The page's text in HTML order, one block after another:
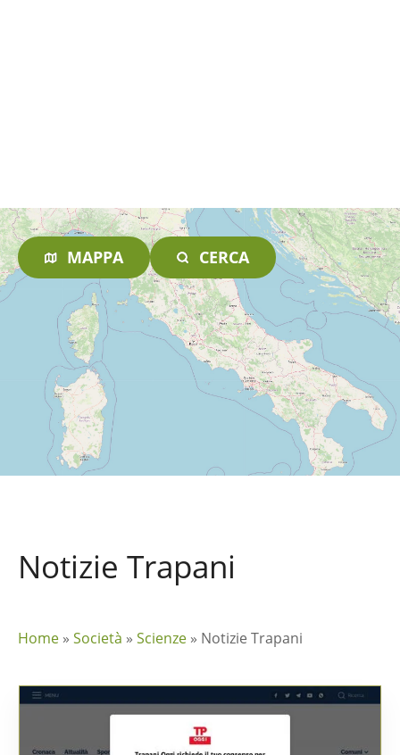
MAPPA CERCA
Notizie Trapani
Home » Società » Scienze » Notizie Trapani